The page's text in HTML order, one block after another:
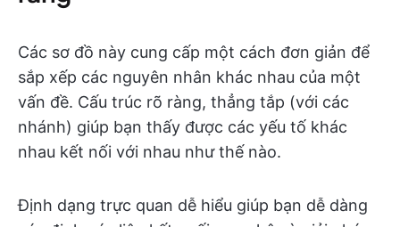
Các sơ đồ này cung cấp một cách đơn giản để
sắp xếp các nguyên nhân khác nhau của một
vấn đề. Cấu trúc rõ ràng, thẳng tắp (với các
nhánh) giúp bạn thấy được các yếu tố khác
nhau kết nối với nhau như thế nào.
Định dạng trực quan dễ hiểu giúp bạn dễ dàng